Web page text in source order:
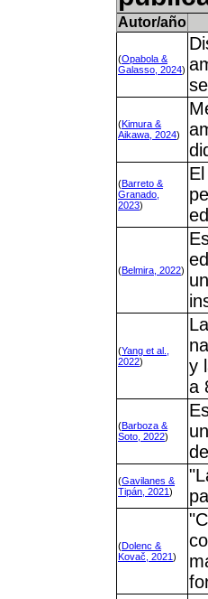
Autor/año
(Opabola &
Galasso, 2024)
(Kimura &
Aikawa, 2024)
(Barreto &
Granado,
2023)
(Belmira, 2022)
(Yang et al.,
2022)
y
a
(Barboza &
Soto, 2022)
(Gavilanes &
Tipán, 2021)
(Dolenc &
Kovač, 2021)